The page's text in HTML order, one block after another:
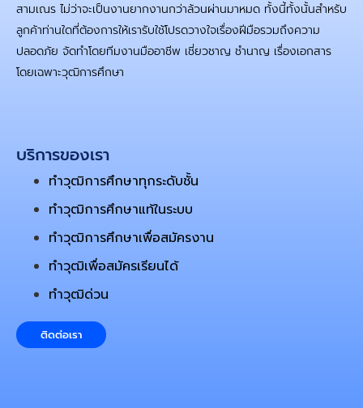
สามเณร ไม่ว่าจะเป็นงานยากงานกว่าล้วนผ่านมาหมด ทั้งนี้ทั้งนั้นสำหรับ
ลูกค้าท่านใดที่ต้องการให้เรารับใช้โปรดวางใจเรื่องฝีมือรวมถึงความ
ปลอดภัย จัดทำโดยทีมงานมืออาชีพ เชี่ยวชาญ ชำนาญ เรื่องเอกสาร
โดยเฉพาะวุฒิการศึกษา
บริการของเรา
ทำวุฒิการศึกษาทุกระดับชั้น
ทำวุฒิการศึกษาแท้ในระบบ
ทำวุฒิการศึกษาเพื่อสมัครงาน
ทำวุฒิเพื่อสมัครเรียนได้
ทำวุฒิด่วน
ติดต่อเรา